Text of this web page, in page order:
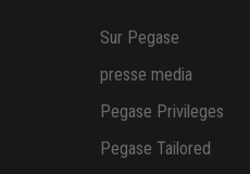
Sur Pegase
presse media
Pegase Privileges
Pegase Tailored